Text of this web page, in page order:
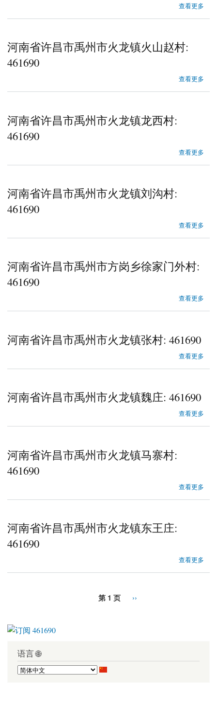
查看更多
河南省许昌市禹州市火龙镇火山赵村:
461690
查看更多
河南省许昌市禹州市火龙镇龙西村:
461690
查看更多
河南省许昌市禹州市火龙镇刘沟村:
461690
查看更多
河南省许昌市禹州市方岗乡徐家门外村:
461690
查看更多
河南省许昌市禹州市火龙镇张村: 461690
查看更多
河南省许昌市禹州市火龙镇魏庄: 461690
查看更多
河南省许昌市禹州市火龙镇马寨村:
461690
查看更多
河南省许昌市禹州市火龙镇东王庄:
461690
查看更多
第 1 页 ››
语言 🌐